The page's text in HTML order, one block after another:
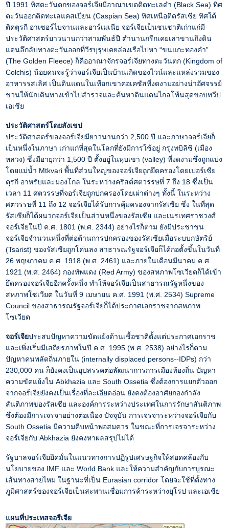
ปี 1991 ทิศตะวันตกของจอร์เจียมีอาณาเขตติดทะเลดำ (Black Sea) ทิศ
ตะวันออกติดทะเลแคสเปียน (Caspian Sea) ทิศเหนือติดรัสเซีย ทิศใต้
ติดตุรกี อาเซอร์ไบจานและอาร์เมเนีย จอร์เจียเป็นชนชาติเก่าแก่มี
ประวัติศาสตร์ยาวนานกว่าสามพันธ์ปี ตำนานกรีกเคยเล่าขานถึงดิน
แดนลึกลับทางตะวันออกที่วีรบุรุษเคยล่องเรือไปหา “ขนแกะทองคำ”
(The Golden Fleece) ก็คืออาณาจักรจอร์เจียทางตะวันตก (Kingdom of
Colchis) น้อยคนจะรู้ว่าจอร์เจียเป็นบ้านเกิดของไวน์และแหล่งรวมของ
อาหารรสเลิศ เป็นดินแดนในเทือกเขาคอเคซัสที่งดงามอย่างน่าอัศจรรย์
ชวนให้นักเดินทางเข้าไปสำรวจและค้นหาดินแดนไกลโพ้นสุดขอบทวีป
เอเชีย
ประวัติศาสตร์โดยสังเขป
ประวัติศาสตร์ของจอร์เจียมียาวนานกว่า 2,500 ปี และภาษาจอร์เจียก็
เป็นหนึ่งในภาษา เก่าแก่ที่สุดในโลกที่ยังมีการใช้อยู่ กรุงทบิลิซิ (เมือง
หลวง) ซึ่งมีอายุกว่า 1,500 ปี ตั้งอยู่ในหุบเขา (valley) ที่งดงามซึ่งถูกแบ่ง
โดยแม่น้ำ Mtkvari พื้นที่ส่วนใหญ่ของจอร์เจียถูกยึดครองโดยเปอร์เซีย
ตุรกี อาหรับและมองโกล ในระหว่างคริสต์ศตวรรษที่ 7 ถึง 18 ซึ่งเป็น
เวลา 11 ศตวรรษที่จอร์เจียถูกปกครองโดยเผ่าต่างๆ ทั้งนี้ ในระหว่าง
ศตวรรษที่ 11 ถึง 12 จอร์เจียได้รับการคุ้มครองจากรัสเซีย ซึ่ง ในที่สุด
รัสเซียก็ได้ผนวกจอร์เจียเป็นส่วนหนึ่งของรัสเซีย และเนรเทศราชวงศ์
จอร์เจียในปี ค.ศ. 1801 (พ.ศ. 2344) อย่างไรก็ตาม ยังมีประชาชน
จอร์เจียจำนวนหนึ่งที่ต่อต้านการปกครองของรัสเซียเมื่อระบบกษัตริย์
(Tsarist) ของรัสเซียถูกโค่นลง สาธารณรัฐจอร์เจียก็ได้ก่อตั้งขึ้นในวันที่
26 พฤษภาคม ค.ศ. 1918 (พ.ศ. 2461) และภายในเดือนมีนาคม ค.ศ.
1921 (พ.ศ. 2464) กองทัพแดง (Red Army) ของสหภาพโซเวียตก็ได้เข้า
ยึดครองจอร์เจียอีกครั้งหนึ่ง ทำให้จอร์เจียเป็นสาธารณรัฐหนึ่งของ
สหภาพโซเวียต ในวันที่ 9 เมษายน ค.ศ. 1991 (พ.ศ. 2534) Supreme
Council ของสาธารณรัฐจอร์เจียก็ได้ประกาศเอกราชจากสหภาพ
โซเวียต
จอร์เจียประสบปัญหาความขัดแย้งด้านเชื้อชาติตั้งแต่ประกาศเอกราช
และเพิ่งเริ่มมีเสถียรภาพในปี ค.ศ. 1995 (พ.ศ. 2538) อย่างไรก็ตาม
ปัญหาคนพลัดถิ่นภายใน (internally displaced persons--IDPs) กว่า
230,000 คน ก็ยังคงเป็นอุปสรรคต่อพัฒนาการการเมืองท้องถิ่น ปัญหา
ความขัดแย้งใน Abkhazia และ South Ossetia ซึ่งต้องการแยกตัวออก
จากจอร์เจียยังคงเป็นเรื่องที่ละเอียดอ่อน ยังคงต้องอาศัยกองกำลัง
สันติภาพของรัสเซีย และองค์การระหว่างประเทศในการรักษาสันติภาพ
ซึ่งต้องมีการเจรจาอย่างต่อเนื่อง ปัจจุบัน การเจรจาระหว่างจอร์เจียกับ
South Ossetia มีความคืบหน้าพอสมควร ในขณะที่การเจรจาระหว่าง
จอร์เจียกับ Abkhazia ยังคงหาผลสรุปไม่ได้
รัฐบาลจอร์เจียยึดมั่นในแนวทางการปฏิรูปเศรษฐกิจให้สอดคล้องกับ
นโยบายของ IMF และ World Bank และให้ความสำคัญกับการบูรณะ
เส้นทางสายไหม ในฐานะที่เป็น Eurasian corridor โดยจะใช้ที่ตั้งทาง
ภูมิศาสตร์ของจอร์เจียเป็นสะพานเชื่อมการค้าระหว่างยุโรป และเอเชีย
แผนที่ประเทสจอรืเจีย